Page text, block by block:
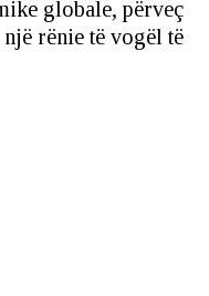
globale, përveç
rënie të vogël të